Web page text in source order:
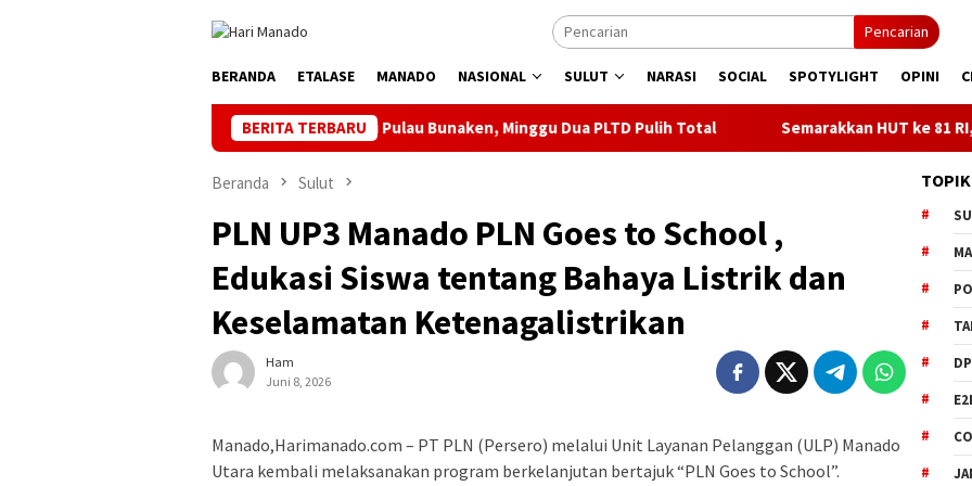
Pencarian
BERANDA ETALASE MANADO NASIONAL SULUT NARASI SOCIAL SPOTYLIGHT OPINI
BERITA TERBARU
Maaf Pemadaman Bergilir di Pulau Bunaken, Minggu Dua PLTD Pulih Total Semarakkan HUT ke 81 RI, PLN Dorong
Beranda Sulut
PLN UP3 Manado PLN Goes to School ,
Edukasi Siswa tentang Bahaya Listrik dan
Keselamatan Ketenagalistrikan
Ham
Juni 8, 2026
Manado,Harimanado.com – PT PLN (Persero) melalui Unit Layanan Pelanggan (ULP) Manado
Utara kembali melaksanakan program berkelanjutan bertajuk “PLN Goes to School”.